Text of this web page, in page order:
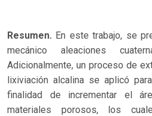
Resumen. En este trabajo, se
mecánico aleaciones
Adicionalmente, un proceso de
lixiviación alcalina se aplicó
finalidad de incrementar el
materiales porosos, los